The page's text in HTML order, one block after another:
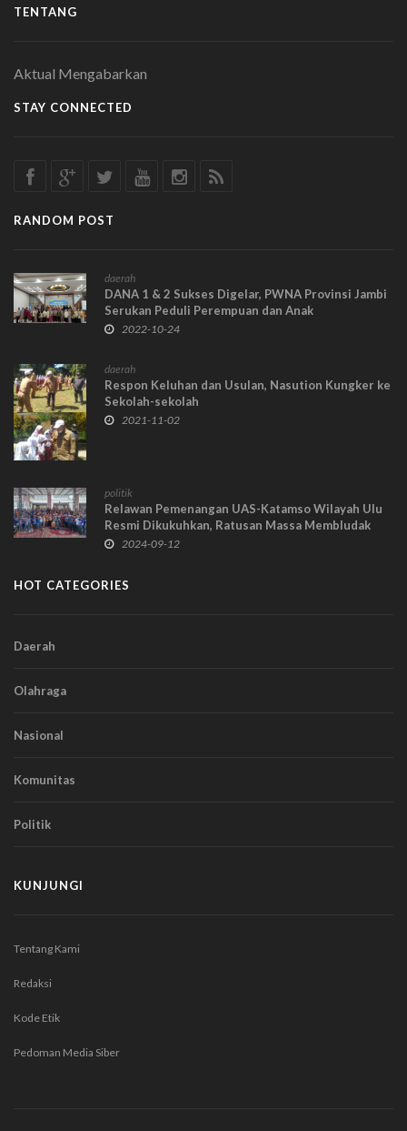
TENTANG
Aktual Mengabarkan
STAY CONNECTED
RANDOM POST
daerah
DANA 1 & 2 Sukses Digelar, PWNA Provinsi Jambi
Serukan Peduli Perempuan dan Anak
2022-10-24
daerah
Respon Keluhan dan Usulan, Nasution Kungker ke
Sekolah-sekolah
2021-11-02
politik
Relawan Pemenangan UAS-Katamso Wilayah Ulu
Resmi Dikukuhkan, Ratusan Massa Membludak
2024-09-12
HOT CATEGORIES
Daerah
Olahraga
Nasional
Komunitas
Politik
KUNJUNGI
Tentang Kami
Redaksi
Kode Etik
Pedoman Media Siber